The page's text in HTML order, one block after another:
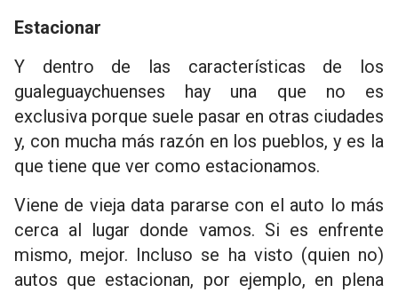
Estacionar
Y dentro de las características de los
gualeguaychuenses hay una que no es
exclusiva porque suele pasar en otras ciudades
y, con mucha más razón en los pueblos, y es la
que tiene que ver como estacionamos.
Viene de vieja data pararse con el auto lo más
cerca al lugar donde vamos. Si es enfrente
mismo, mejor. Incluso se ha visto (quien no)
autos que estacionan, por ejemplo, en plena